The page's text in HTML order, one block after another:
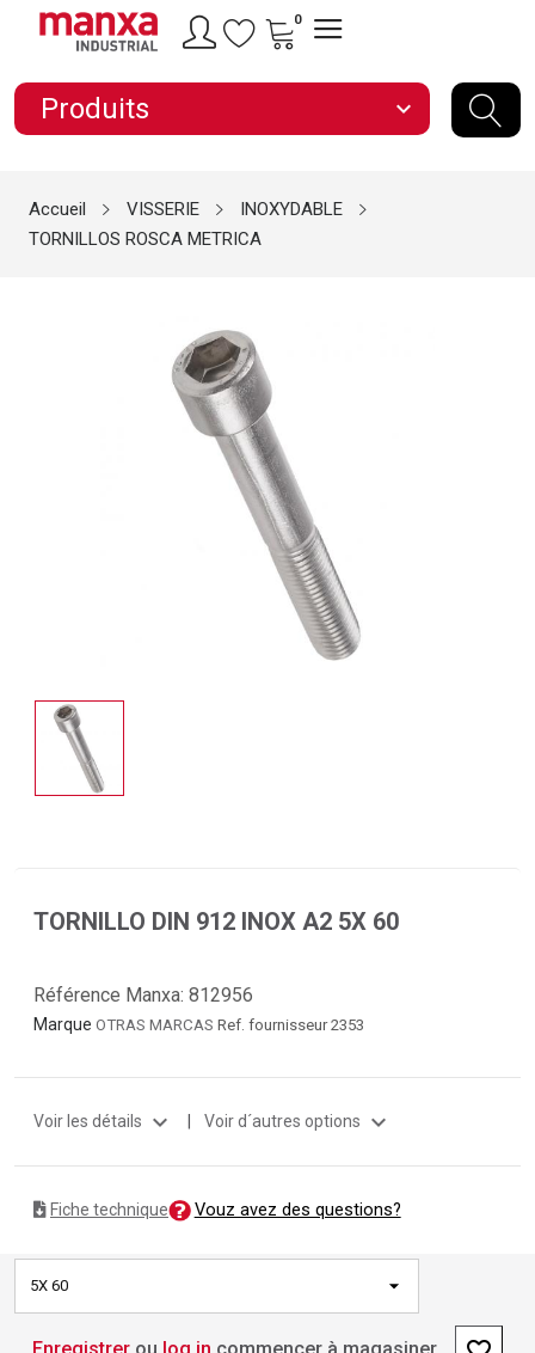
0
Produits expand_more
Accueil VISSERIE
INOXYDABLE
TORNILLOS ROSCA METRICA
TORNILLO DIN 912 INOX A2 5X 60
Référence Manxa: 812956
Marque OTRAS MARCAS Ref. fournisseur 2353
Voir les détails expand_more | Voir d´autres options expand_more
Fiche technique Vouz avez des questions?
5X 60
Enregistrer ou log in commencer à magasiner